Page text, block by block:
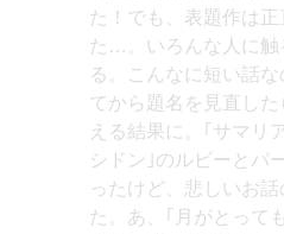
た！でも、表題作は
た…。いろんな人に触
る。こんなに短い話
てから題名を見直し
える結果に。｢サマリ
シドン｣のルビーとパ
ったけど、悲しいお
た。あ、｢月がとって